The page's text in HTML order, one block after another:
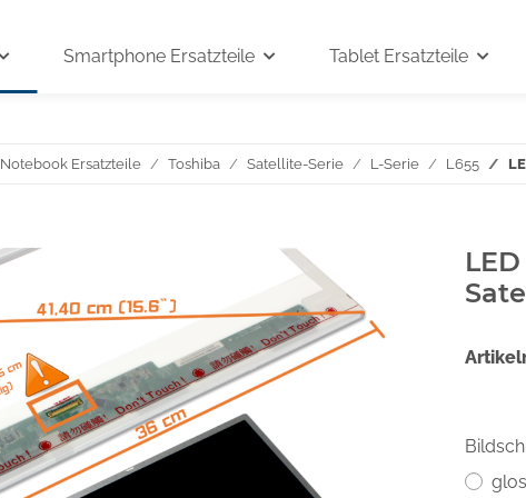
Smartphone Ersatzteile Tablet Ersatzteile
Notebook Ersatzteile Toshiba Satellite-Serie L-Serie L655